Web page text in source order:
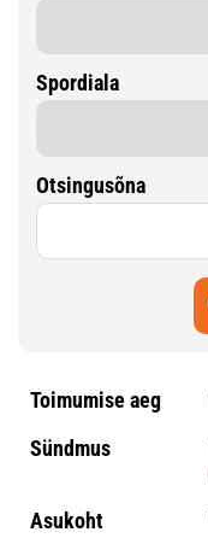
Spordiala
Otsingusõna